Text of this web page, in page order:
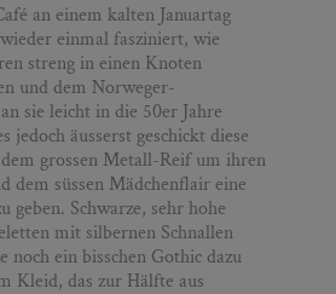
an einem kalten Januartag
einmal fasziniert, wie
streng in einen Knoten
und dem Norweger-
sie leicht in die 50er Jahre
jedoch äusserst geschickt diese
grossen Metall-Reif um ihren
dem süssen Mädchenflair eine
geben. Schwarze, sehr hohe
mit silbernen Schnallen
noch ein bisschen Gothic dazu
Kleid, das zur Hälfte aus